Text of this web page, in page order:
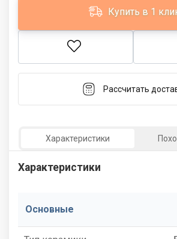
Купить в 1
Рассчитать
Характеристики
Характеристики
Основные